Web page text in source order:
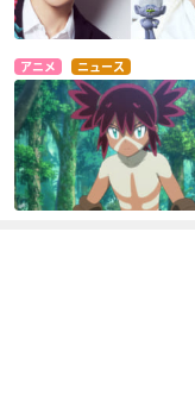
シュ「神速のゲノセ
クト ミュウツー覚
醒」
サトシ
アニメ ニュース